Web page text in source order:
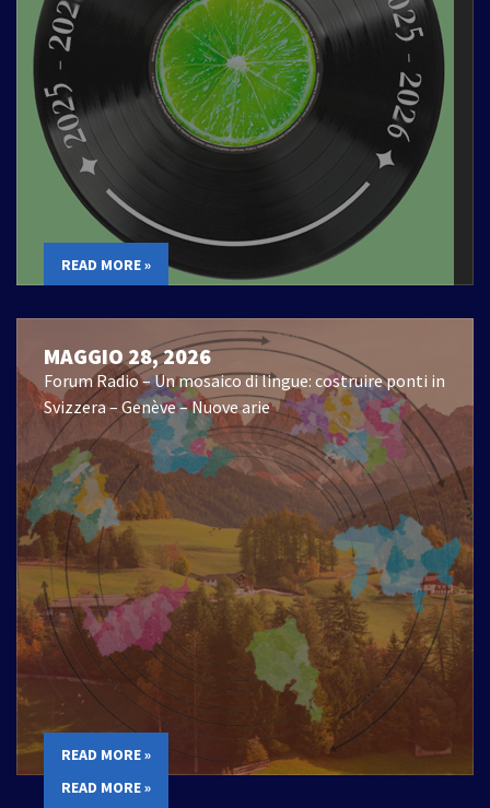
READ MORE »
MAGGIO 28, 2026
Forum Radio – Un mosaico di lingue: costruire ponti in
Svizzera – Genève – Nuove arie
READ MORE »
READ MORE »